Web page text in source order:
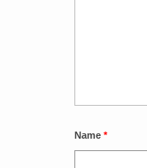
Name *